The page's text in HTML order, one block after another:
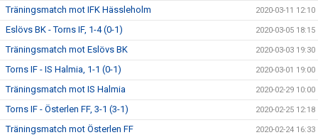
Träningsmatch mot IFK Hässleholm 2020-03-11 12:10
Eslövs BK - Torns IF, 1-4 (0-1) 2020-03-05 18:15
Träningsmatch mot Eslövs BK 2020-03-03 19:30
Torns IF - IS Halmia, 1-1 (0-1) 2020-03-01 19:00
Träningsmatch mot IS Halmia 2020-02-29 10:00
Torns IF - Österlen FF, 3-1 (3-1) 2020-02-25 12:18
Träningsmatch mot Österlen FF 2020-02-24 16:33